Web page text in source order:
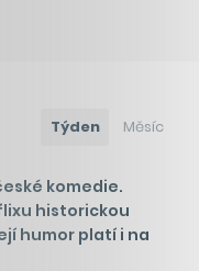
Týden Měsíc
komedie.
historickou
humor platí i na